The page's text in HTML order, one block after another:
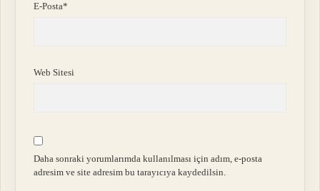
E-Posta*
Web Sitesi
Daha sonraki yorumlarımda kullanılması için adım, e-posta
adresim ve site adresim bu tarayıcıya kaydedilsin.